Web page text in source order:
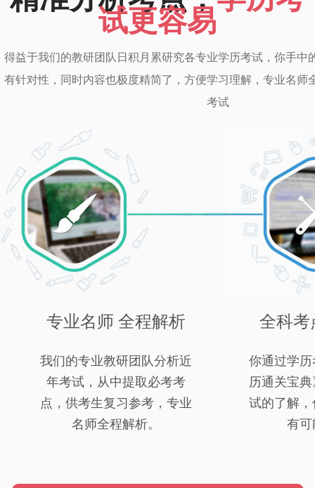
试更容易
得益于我们的教研团队日积月累研究各专业学历考试，你手中
有针对性，同时内容也极度精简了，方便学习理解，专业名师
考试
专业名师 全程解析
我们的专业教研团队分析近
年考试，从中提取必考考
点，供考生复习参考，专业
名师全程解析。
全科考
你通过学
历通关宝
试的了解
有可